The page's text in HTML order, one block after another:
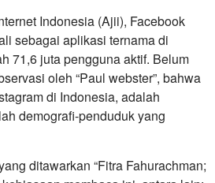
Indonesia (Ajii), Facebook
sebagai aplikasi ternama di
71,6 juta pengguna aktif. Belum
oleh “Paul webster”, bahwa
di Indonesia, adalah
demografi-penduduk yang
ditawarkan “Fitra Fahurachman;